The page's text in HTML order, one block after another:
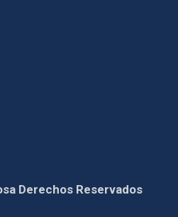
Derechos Reservados